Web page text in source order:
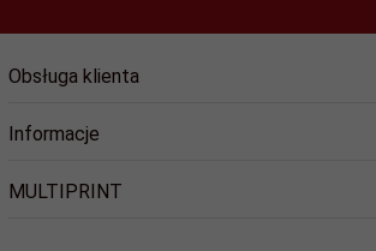
Obsługa klienta
Informacje
MULTIPRINT